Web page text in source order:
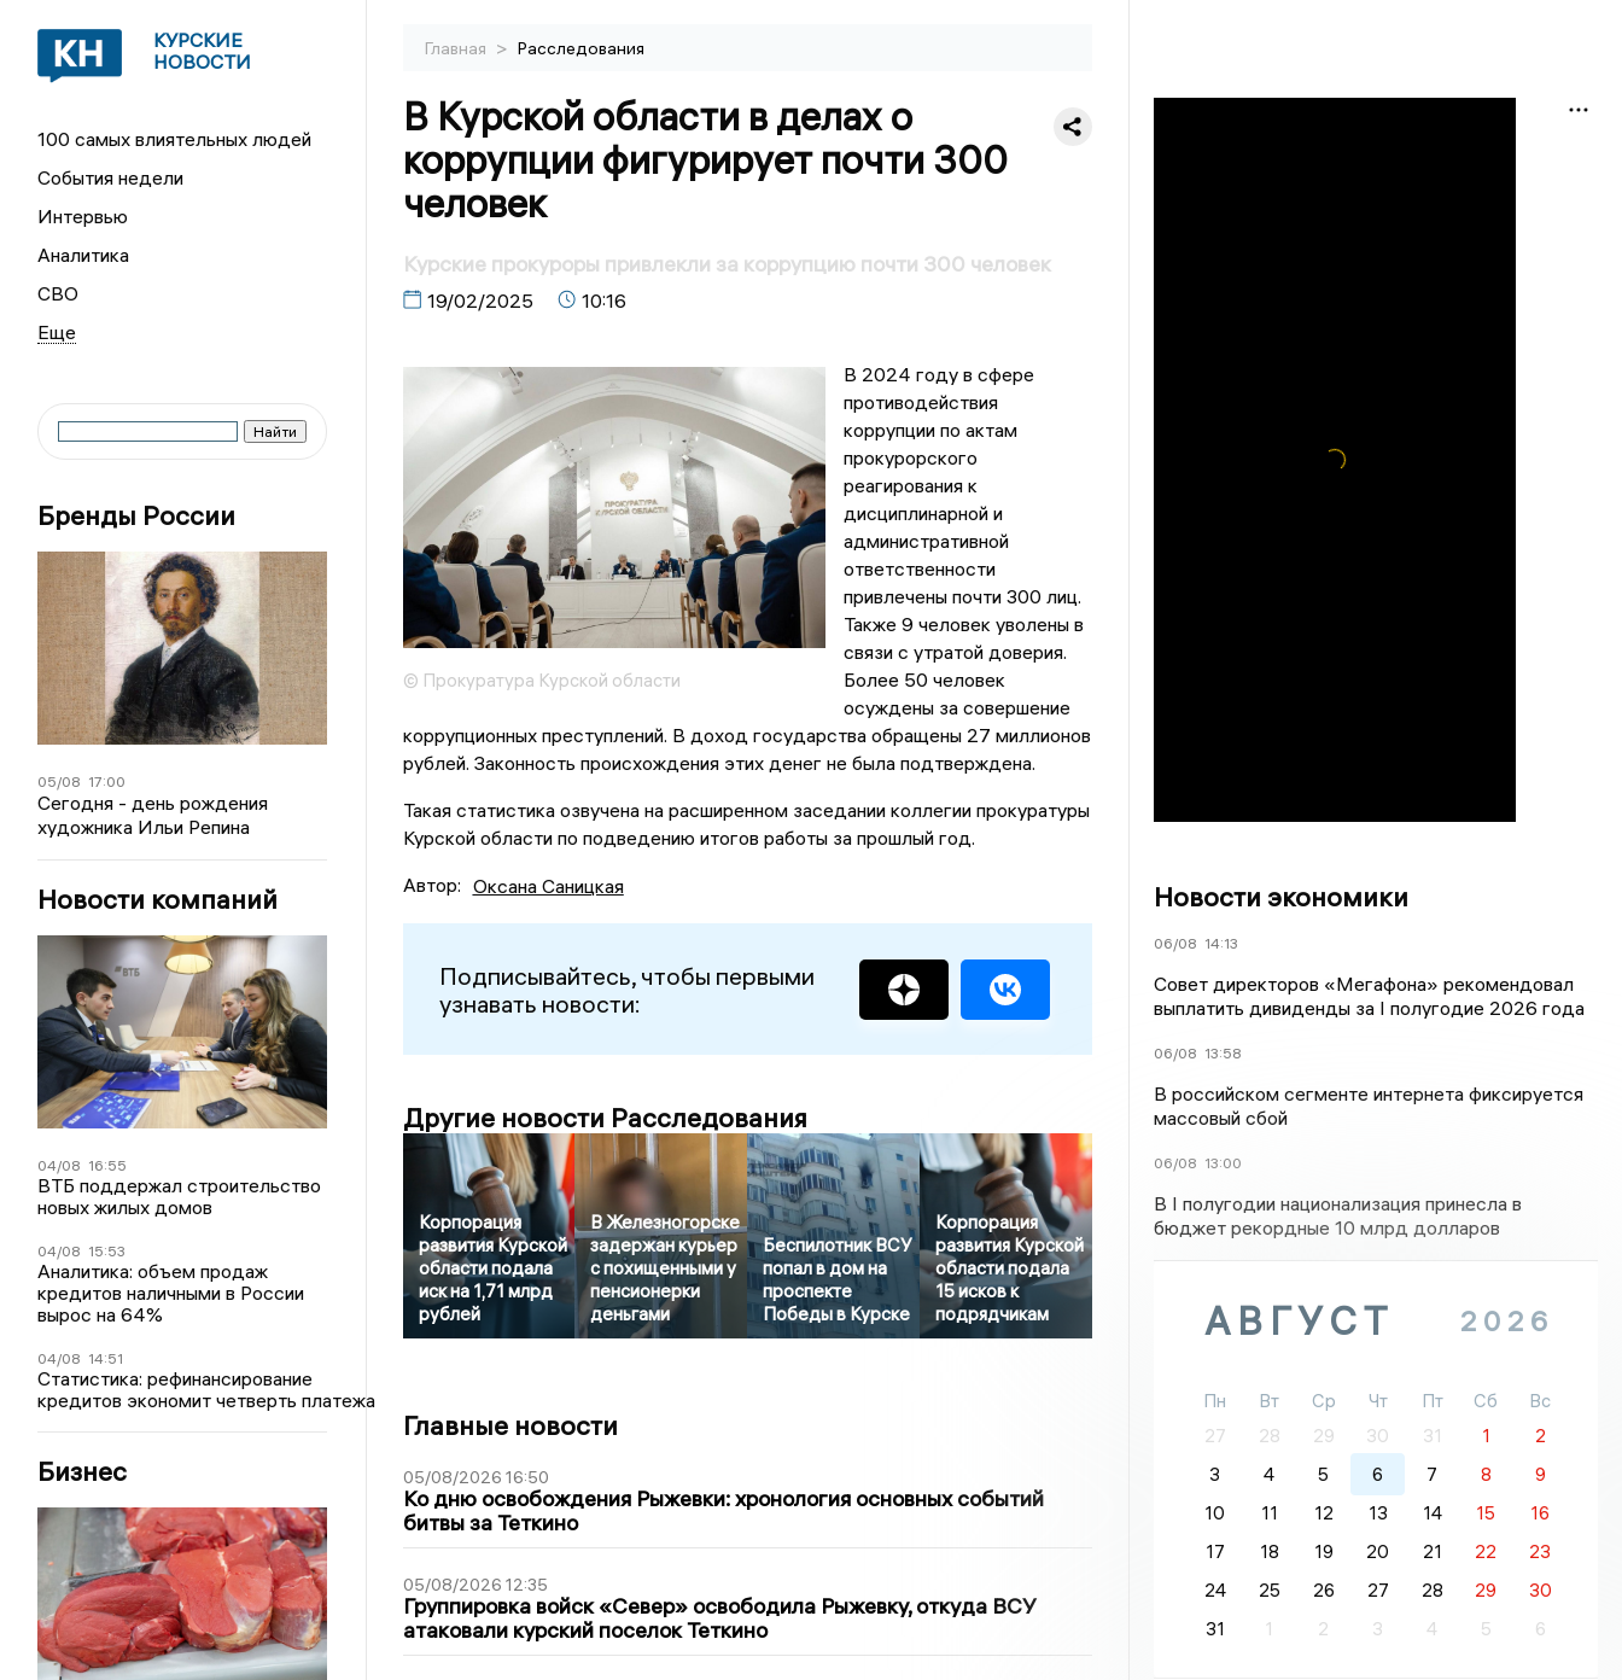
КУРСКИЕ
НОВОСТИ
100 самых влиятельных людей
События недели
Интервью
Аналитика
СВО
Бренды России
05/08 17:00
Сегодня - день рождения
художника Ильи Репина
Новости компаний
04/08 16:55
ВТБ поддержал строительство
новых жилых домов
04/08 15:53
Аналитика: объем продаж
кредитов наличными в России
вырос на 64%
04/08 14:51
Статистика: рефинансирование
кредитов экономит четверть платежа
Бизнес
Главная > Расследования
В Курской области в делах о
коррупции фигурирует почти 300
человек
Курские прокуроры привлекли за коррупцию почти 300 человек
19/02/2025 10:16
© Прокуратура Курской области
В 2024 году в сфере
противодействия
коррупции по актам
прокурорского
реагирования к
дисциплинарной и
административной
ответственности
привлечены почти 300 лиц.
Также 9 человек уволены в
связи с утратой доверия.
Более 50 человек
осуждены за совершение
коррупционных преступлений. В доход государства обращены 27 миллионов
рублей. Законность происхождения этих денег не была подтверждена.
Такая статистика озвучена на расширенном заседании коллегии прокуратуры
Курской области по подведению итогов работы за прошлый год.
Автор: Оксана Саницкая
Подписывайтесь, чтобы первыми
узнавать новости:
Другие новости Расследования
Корпорация
развития Курской
области подала
иск на 1,71 млрд
рублей
В Железногорске
задержан курьер
с похищенными у
пенсионерки
деньгами
Беспилотник ВСУ
попал в дом на
проспекте
Победы в Курске
Корпорация
развития Курской
области подала
15 исков к
подрядчикам
Главные новости
05/08/2026 16:50
Ко дню освобождения Рыжевки: хронология основных событий
битвы за Теткино
05/08/2026 12:35
Группировка войск «Север» освободила Рыжевку, откуда ВСУ
атаковали курский поселок Теткино
Новости экономики
06/08 14:13
Совет директоров «Мегафона» рекомендовал
выплатить дивиденды за I полугодие 2026 года
06/08 13:58
В российском сегменте интернета фиксируется
массовый сбой
06/08 13:00
В I полугодии национализация принесла в
бюджет рекордные 10 млрд долларов
АВГУСТ 2026
Пн Вт Ср Чт Пт Сб
Вс
27
28 29 30 31 1
2
3
4 5 6 7 8
9
10
11 12 13 14 15
16
17
18 19 20 21 22
23
24
25 26 27 28 29
30
31
1 2 3 4 5 6